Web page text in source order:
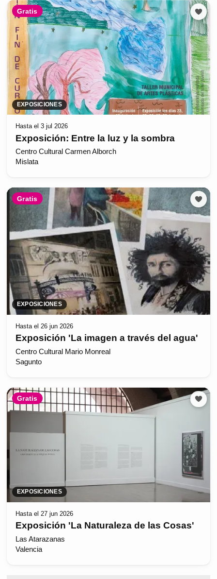
Gratis
EXPOSICIONES
Hasta el 3 jul 2026
Exposición: Entre la luz y la sombra
Centro Cultural Carmen Alborch
Mislata
Gratis
EXPOSICIONES
Hasta el 26 jun 2026
Exposición 'La imagen a través del agua'
Centro Cultural Mario Monreal
Sagunto
Gratis
EXPOSICIONES
Hasta el 27 jun 2026
Exposición 'La Naturaleza de las Cosas'
Las Atarazanas
Valencia